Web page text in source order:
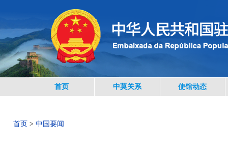
首页 中莫关系 使馆动态
首页 > 中国要闻